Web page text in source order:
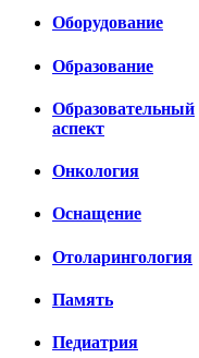
Оборудование
Образование
Образовательный
аспект
Онкология
Оснащение
Отоларингология
Память
Педиатрия